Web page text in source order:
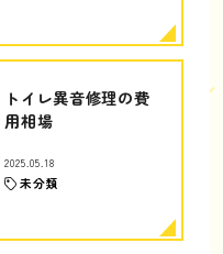
トイレ異音修理の費
用相場
2025.05.18
未分類